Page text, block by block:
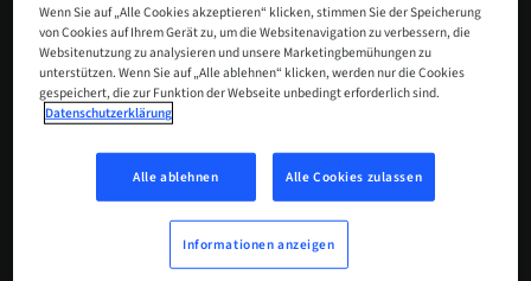
Today’s world is digital and fast paced:
it’s not only at congresses and events
where today’s dental professionals
discover the latest trends and
techniques. There’s a world of
information available online. The
online dental community shares best
Wenn Sie auf „Alle Cookies akzeptieren“ klicken, stimmen Sie der Speicherung
von Cookies auf Ihrem Gerät zu, um die Websitenavigation zu verbessern, die
Websitenutzung zu analysieren und unsere Marketingbemühungen zu
unterstützen. Wenn Sie auf „Alle ablehnen“ klicken, werden nur die Cookies
gespeichert, die zur Funktion der Webseite unbedingt erforderlich sind.
Datenschutzerklärung
Alle ablehnen Alle Cookies zulassen
Informationen anzeigen